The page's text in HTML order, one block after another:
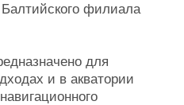
Балтийского филиала
для
и в акватории